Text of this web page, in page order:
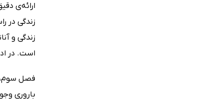
ارائه‌ی
زندگی در
زندگی و
است. در
فصل سوم،
باروری